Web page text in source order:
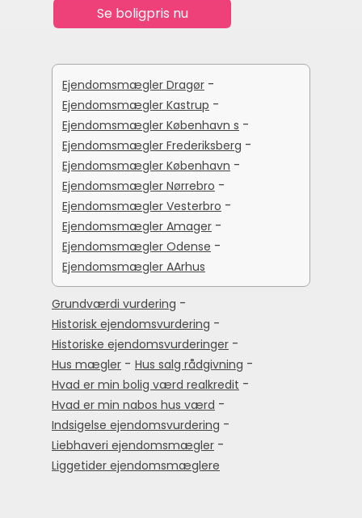
Ejendomsmægler Dragør -
Ejendomsmægler Kastrup -
Ejendomsmægler København s -
Ejendomsmægler Frederiksberg -
Ejendomsmægler København -
Ejendomsmægler Nørrebro -
Ejendomsmægler Vesterbro -
Ejendomsmægler Amager -
Ejendomsmægler Odense -
Ejendomsmægler AArhus
Grundværdi vurdering -
Historisk ejendomsvurdering -
Historiske ejendomsvurderinger -
Hus mægler - Hus salg rådgivning -
Hvad er min bolig værd realkredit -
Hvad er min nabos hus værd -
Indsigelse ejendomsvurdering -
Liebhaveri ejendomsmægler -
Liggetider ejendomsmæglere